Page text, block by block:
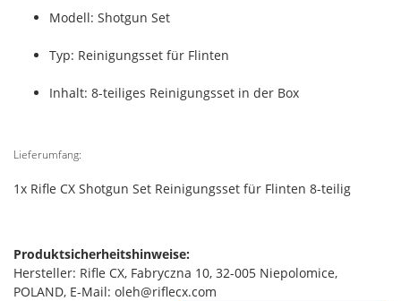
Modell: Shotgun Set
Typ: Reinigungsset für Flinten
Inhalt: 8-teiliges Reinigungsset in der Box
Lieferumfang:
1x Rifle CX Shotgun Set Reinigungsset für Flinten 8-teilig
Produktsicherheitshinweise:
Hersteller: Rifle CX, Fabryczna 10, 32-005 Niepolomice,
POLAND, E-Mail: oleh@riflecx.com